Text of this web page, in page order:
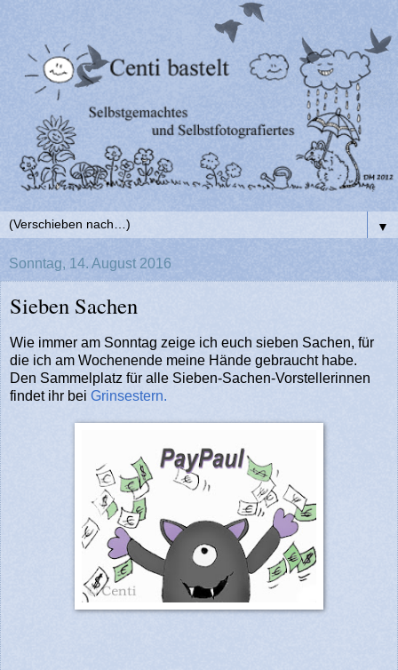
▼
Sonntag, 14. August 2016
Sieben Sachen
Wie immer am Sonntag zeige ich euch sieben Sachen, für
die ich am Wochenende meine Hände gebraucht habe.
Den Sammelplatz für alle Sieben-Sachen-Vorstellerinnen
findet ihr bei Grinsestern.